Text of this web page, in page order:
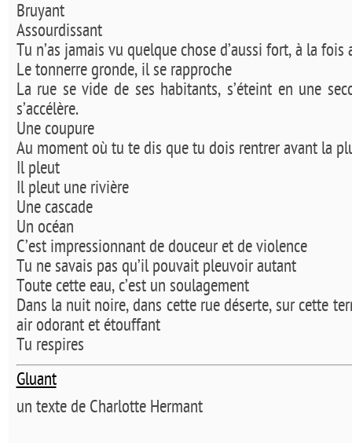
Bruyant
Assourdissant
Tu n’as jamais vu quelque chose d’aussi fort, à la
Le tonnerre gronde, il se rapproche
La rue se vide de ses habitants, s’éteint en une
s’accélère.
Une coupure
Au moment où tu te dis que tu dois rentrer avant la
Il pleut
Il pleut une rivière
Une cascade
Un océan
C’est impressionnant de douceur et de violence
Tu ne savais pas qu’il pouvait pleuvoir autant
Toute cette eau, c’est un soulagement
Dans la nuit noire, dans cette rue déserte, sur cette
air odorant et étouffant
Tu respires
Gluant
un texte de Charlotte Hermant